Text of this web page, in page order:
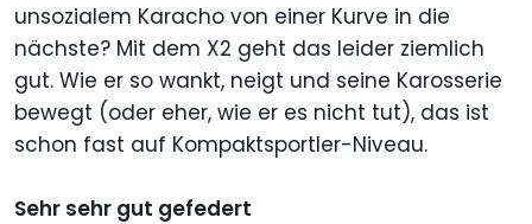
unsozialem Karacho von einer Kurve in die
nächste? Mit dem X2 geht das leider ziemlich
gut. Wie er so wankt, neigt und seine Karosserie
bewegt (oder eher, wie er es nicht tut), das ist
schon fast auf Kompaktsportler-Niveau.
Sehr sehr gut gefedert